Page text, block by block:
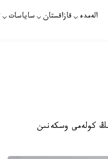
الەمدە قازاقستان ساياسات
كولەمى وسكەنىن